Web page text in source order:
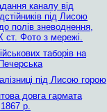
каналу від
під Лисою
полів зневоднення,
ст. Фото з мережі.
таборів на
під Лисою горою
довга гармата
р.